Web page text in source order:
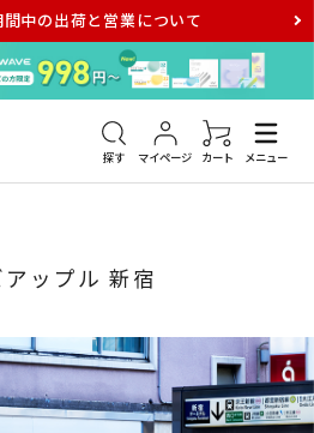
中の出荷と営業について
探す マイページ カート メニュー
ー メダリスト メガネ
アップル 新宿